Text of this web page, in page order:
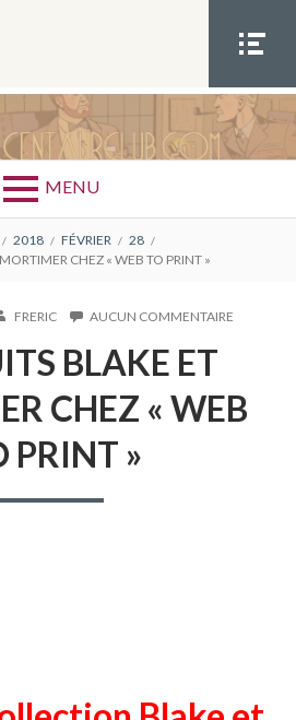
MEN
U
SOCIA
MENU
2018 FÉVRIER
28
CHEZ « WEB TO PRINT »
FRERIC AUCUN COMMENTAIRESUR
CHEZ
BLAKE ET
CHEZ « WEB
PRINT »